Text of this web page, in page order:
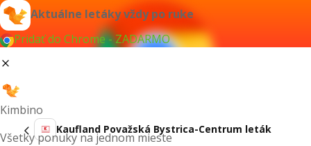
Aktuálne letáky vždy po ruke
Pridať do Chrome - ZADARMO
Kimbino
Všetky ponuky na jednom mieste
Kaufland Považská Bystrica-Centrum leták